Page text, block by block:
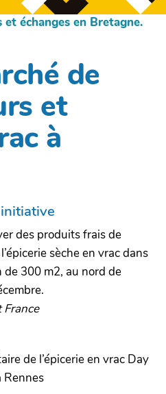
échanges en Bretagne.
de
et
à
des produits frais de
sèche en vrac dans
de 300 m2, au nord de
France
de l’épicerie en vrac Day
Rennes